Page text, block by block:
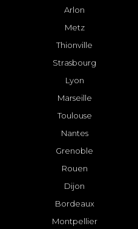
Arlon
Metz
Thionville
Strasbourg
Lyon
Marseille
Toulouse
Nantes
Grenoble
Rouen
Dijon
Bordeaux
Montpellier